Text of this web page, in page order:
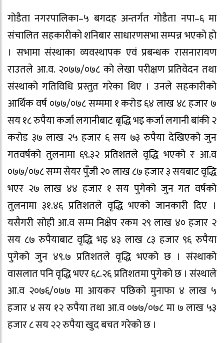
गोडैता नगरपालिका–५ बगदह अन्तर्गत गोडैता नपा–६ मा
संचालित सहकारीको शनिबार साधारणसभा सम्पन्न भएको हो
। सभामा संस्थाका व्यवस्थापक एवं प्रबन्धक रासनारायण
राउतले आ.व. २०७७/०७८ को लेखा परीक्षण प्रतिवेदन तथा
संस्थाको गतिविधि प्रस्तुत गरेका थिए । उनले सहकारीको
आर्थिक वर्ष ०७७/०७८ सम्ममा १ करोड ६४ लाख ४८ हजार ७
सय १८ रुपैया कर्जा लगानीबाट बृद्धि भइ कर्जा लगानी बांकी २
करोड ३७ लाख २५ हजार ६ सय ७३ रुपैया देखिएको जुन
गतवर्षको तुलनामा ६९.३२ प्रतिशतले वृद्धि भएको र आ.व
०७७/०७८ सम्म सेयर पुँजी २० लाख ८७ हजार ३ सयबाट वृद्धि
भएर २७ लाख ४४ हजार १ सय पुगेको जुन गत वर्षको
तुलनामा ३१.४६ प्रतिशतले वृद्धि भएको जानकारी दिए ।
यसैगरी सोही आ.व सम्म निक्षेप रकम २९ लाख ४० हजार २
सय ८७ रुपैयाबाट वृद्धि भइ ४३ लाख ८३ हजार ९६ रुपैया
पुगेको जुन ४९.७ प्रतिशतले वृद्धि भएको छ । संस्थाको
वासलात पनि वृद्धि भएर ६८.२६ प्रतिशतमा पुगेको छ । संस्थाले
आ.व २०७६/०७७ मा आयकर पछिको मुनाफा ४ लाख ५
हजार ४ सय १२ रुपैया तथा आ.व ०७७/०७८ मा ७ लाख ५३
हजार ८ सय २२ रुपैया खुद बचत गरेको छ ।